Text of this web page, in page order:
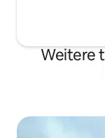
Weitere